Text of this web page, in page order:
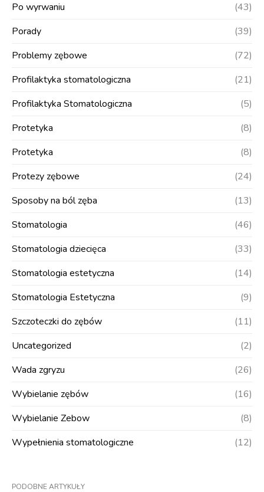
Po wyrwaniu
(43)
Porady
(39)
Problemy zębowe
(72)
Profilaktyka stomatologiczna
(21)
Profilaktyka Stomatologiczna
(5)
Protetyka
(8)
Protetyka
(8)
Protezy zębowe
(24)
Sposoby na ból zęba
(13)
Stomatologia
(46)
Stomatologia dziecięca
(33)
Stomatologia estetyczna
(14)
Stomatologia Estetyczna
(9)
Szczoteczki do zębów
(11)
Uncategorized
(2)
Wada zgryzu
(26)
Wybielanie zębów
(16)
Wybielanie Zebow
(8)
Wypełnienia stomatologiczne
(12)
PODOBNE ARTYKUŁY